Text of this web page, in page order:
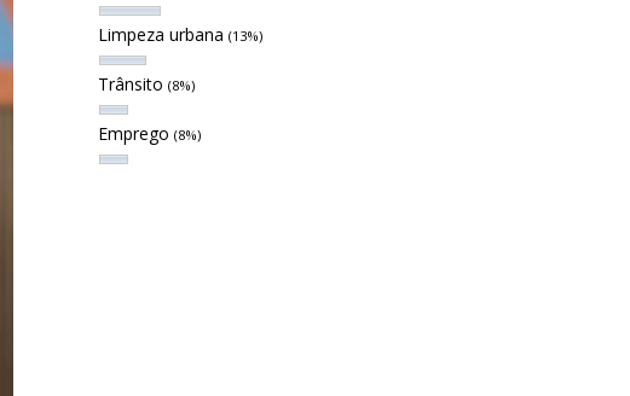
Limpeza urbana (13%)
Trânsito (8%)
Emprego (8%)